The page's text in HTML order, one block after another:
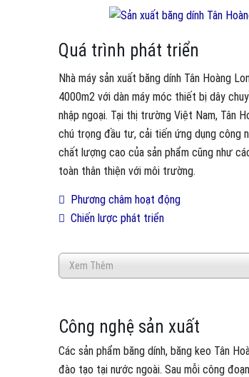
Quá trình phát triển
Nhà máy sản xuất băng dính Tân Hoàng
4000m2 với dàn máy móc thiết bị dây
nhập ngoại. Tại thị trường Việt Nam, Tân
chú trọng đầu tư, cải tiến ứng dụng công
chất lượng cao của sản phẩm cũng như
toàn thân thiện với môi trường.
Phương châm hoạt động
Chiến lược phát triển
Xem Thêm
Công nghệ sản xuất
Các sản phẩm băng dính, băng keo Tân
đào tạo tại nước ngoài. Sau mỗi công